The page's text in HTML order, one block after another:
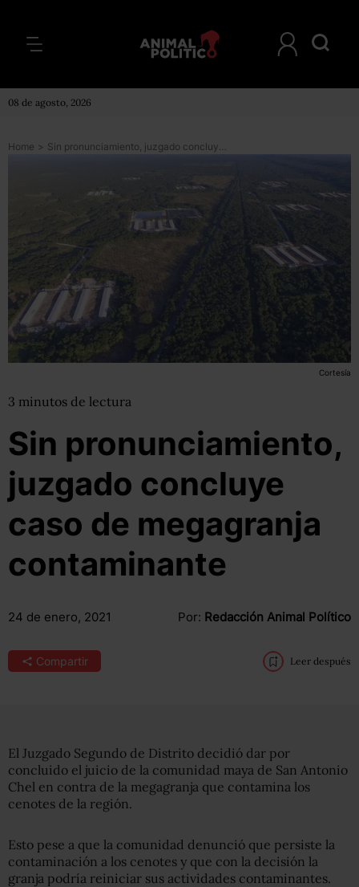
08 de agosto, 2026
Home > Sin pronunciamiento, juzgado concluye caso de megagranja contaminante
Cortesía
3 minutos de lectura
Sin pronunciamiento,
juzgado concluye
caso de megagranja
contaminante
24 de enero, 2021 Por: Redacción Animal Político
Compartir Leer después
El Juzgado Segundo de Distrito decidió dar por
concluido el juicio de la comunidad maya de San Antonio
Chel en contra de la megagranja que contamina los
cenotes de la región.
Esto pese a que la comunidad denunció que persiste la
contaminación a los cenotes y que con la decisión la
granja podría reiniciar sus actividades contaminantes.